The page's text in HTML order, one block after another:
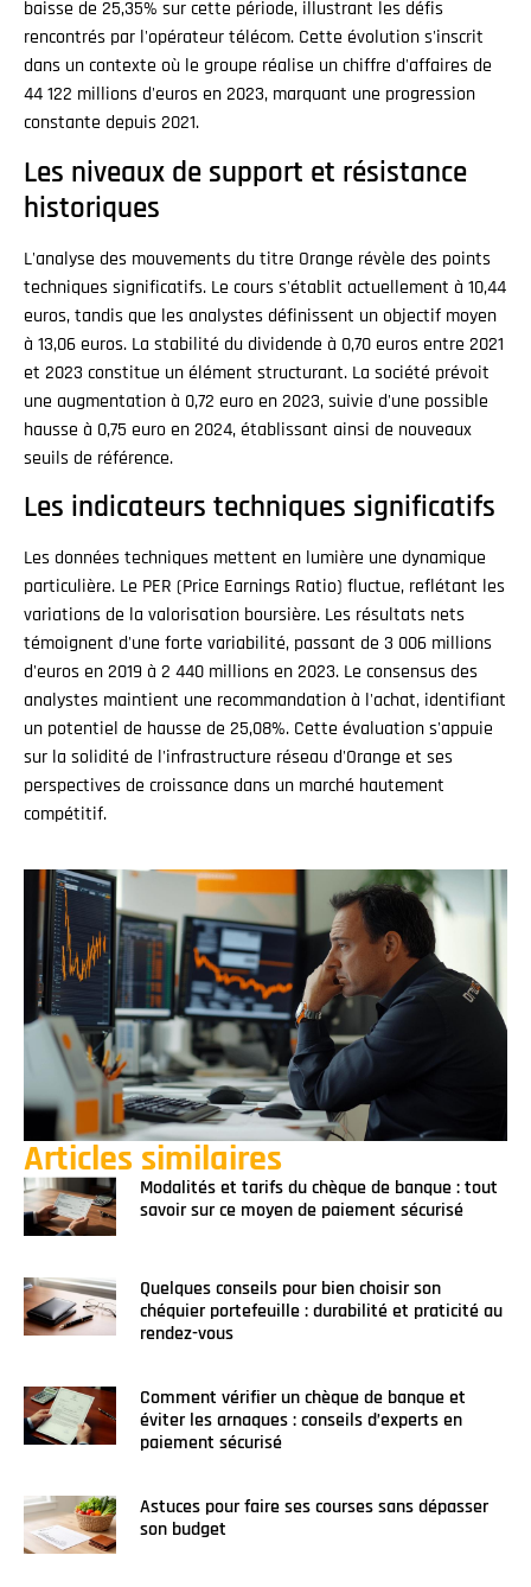
baisse de 25,35% sur cette période, illustrant les défis
rencontrés par l'opérateur télécom. Cette évolution s'inscrit
dans un contexte où le groupe réalise un chiffre d'affaires de
44 122 millions d'euros en 2023, marquant une progression
constante depuis 2021.
Les niveaux de support et résistance
historiques
L'analyse des mouvements du titre Orange révèle des points
techniques significatifs. Le cours s'établit actuellement à 10,44
euros, tandis que les analystes définissent un objectif moyen
à 13,06 euros. La stabilité du dividende à 0,70 euros entre 2021
et 2023 constitue un élément structurant. La société prévoit
une augmentation à 0,72 euro en 2023, suivie d'une possible
hausse à 0,75 euro en 2024, établissant ainsi de nouveaux
seuils de référence.
Les indicateurs techniques significatifs
Les données techniques mettent en lumière une dynamique
particulière. Le PER (Price Earnings Ratio) fluctue, reflétant les
variations de la valorisation boursière. Les résultats nets
témoignent d'une forte variabilité, passant de 3 006 millions
d'euros en 2019 à 2 440 millions en 2023. Le consensus des
analystes maintient une recommandation à l'achat, identifiant
un potentiel de hausse de 25,08%. Cette évaluation s'appuie
sur la solidité de l'infrastructure réseau d'Orange et ses
perspectives de croissance dans un marché hautement
compétitif.
Articles similaires
Modalités et tarifs du chèque de banque : tout
savoir sur ce moyen de paiement sécurisé
Quelques conseils pour bien choisir son
chéquier portefeuille : durabilité et praticité au
rendez-vous
Comment vérifier un chèque de banque et
éviter les arnaques : conseils d’experts en
paiement sécurisé
Astuces pour faire ses courses sans dépasser
son budget